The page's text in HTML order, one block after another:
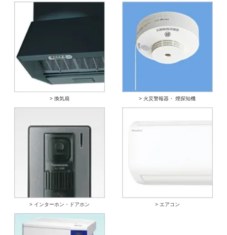
> 換気扇 > 火災警報器・ 煙探知機
> インターホン・ドアホン > エアコン